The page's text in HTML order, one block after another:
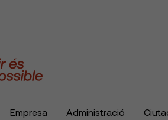
Empresa Administració